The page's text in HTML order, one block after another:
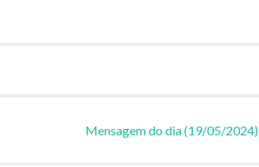
Mensagem do dia (19/05/2024)